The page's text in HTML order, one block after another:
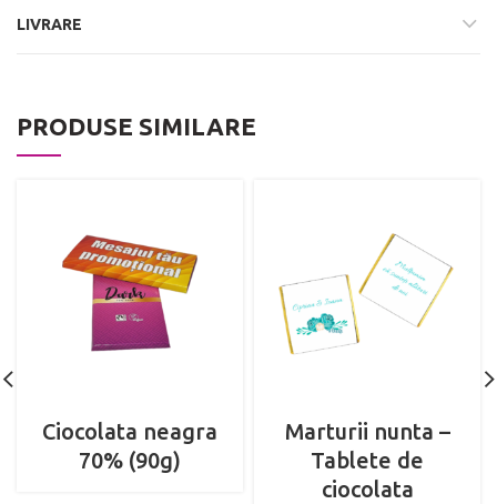
LIVRARE
PRODUSE SIMILARE
Ciocolata neagra
70% (90g)
Marturii nunta –
Tablete de
ciocolata